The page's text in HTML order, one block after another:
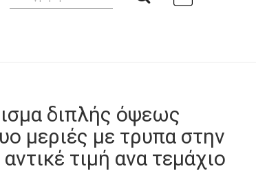
διπλής όψεως
μεριές με τρυπα στην
τιμή ανα τεμάχιο